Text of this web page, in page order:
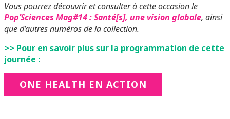
Vous pourrez découvrir et consulter à cette occasion le
Pop’Sciences Mag#14 : Santé[s], une vision globale, ainsi
que d’autres numéros de la collection.
>> Pour en savoir plus sur la programmation de cette
journée :
ONE HEALTH EN ACTION